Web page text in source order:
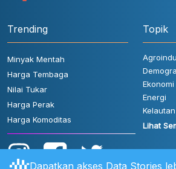
Trending
Minyak Mentah
Harga Tembaga
Nilai Tukar
Harga Perak
Harga Komoditas
Topik
Energi
Kelautan
Lihat
Dapatkan akses Data Stories